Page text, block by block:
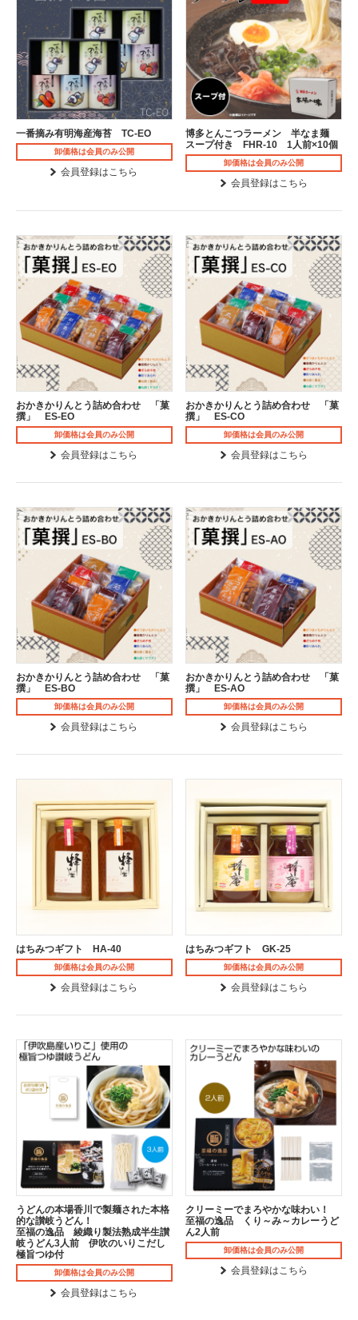
一番摘み有明海産海苔 TC-EO
卸価格は会員のみ公開
会員登録はこちら
博多とんこつラーメン 半なま麺
スープ付き FHR-10 1人前×10個
卸価格は会員のみ公開
会員登録はこちら
おかきかりんとう詰め合わせ 「菓
撰」 ES-EO
卸価格は会員のみ公開
会員登録はこちら
おかきかりんとう詰め合わせ 「菓
撰」 ES-CO
卸価格は会員のみ公開
会員登録はこちら
おかきかりんとう詰め合わせ 「菓
撰」 ES-BO
卸価格は会員のみ公開
会員登録はこちら
おかきかりんとう詰め合わせ 「菓
撰」 ES-AO
卸価格は会員のみ公開
会員登録はこちら
はちみつギフト HA-40
卸価格は会員のみ公開
会員登録はこちら
はちみつギフト GK-25
卸価格は会員のみ公開
会員登録はこちら
うどんの本場香川で製麺された本格
的な讃岐うどん！
至福の逸品 綾織り製法熟成半生讃
岐うどん3人前 伊吹のいりこだし
極旨つゆ付
卸価格は会員のみ公開
会員登録はこちら
クリーミーでまろやかな味わい！
至福の逸品 くり～み～カレーうど
ん2人前
卸価格は会員のみ公開
会員登録はこちら